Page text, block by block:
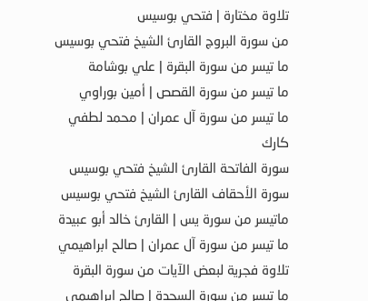
تلاوة مختارة | فتحي بوسيس
من سورة البروج القارئ الشيخ فتحي بوسيس
ما تيسر من سورة البقرة | علي بوشامة
ما تيسر من سورة القصص | أمين بوراوي
ما تيسر من سورة آل عمران | محمد لطفي
كارك
سورة الفاتحة القارئ الشيخ فتحي بوسيس
سورة الأحقاف القارئ الشيخ فتحي بوسيس
ماتيسر من سورة يس | القارئ خالد أبو عبيدة
ما تيسر من سورة آل عمران | صالح ابراهيمي
تلاوة فجرية لبعض الآيات من سورة البقرة
ما تيسر من سورة السجدة | صالح ابراهيمي